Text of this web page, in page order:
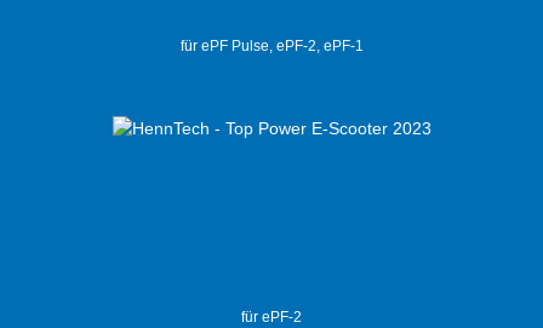
für ePF Pulse, ePF-2, ePF-1
für ePF-2